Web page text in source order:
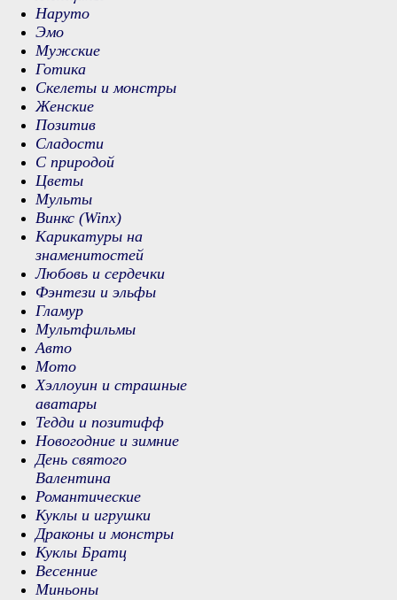
Наруто
Эмо
Мужские
Готика
Скелеты и монстры
Женские
Позитив
Сладости
С природой
Цветы
Мульты
Винкс (Winx)
Карикатуры на
знаменитостей
Любовь и сердечки
Фэнтези и эльфы
Гламур
Мультфильмы
Авто
Мото
Хэллоуин и страшные
аватары
Тедди и позитифф
Новогодние и зимние
День святого
Валентина
Романтические
Куклы и игрушки
Драконы и монстры
Куклы Братц
Весенние
Миньоны